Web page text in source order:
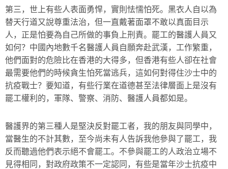
第三，世上有些人表面勇悍，實則怯懦怕死。黑衣人自以為
替天行道又說尊重法治，但一直戴著面罩不敢以真面目示
人，正是怕要為自己所做的事負上刑責。罷工的醫護人員又
如何？中國內地數千名醫護人員自願奔赴武漢，工作繁重，
他們面對的危險比在香港的大得多，但香港有些人卻在社會
最需要他們的時候貪生怕死當逃兵，這如何對得住沙士中的
抗疫戰士？要知道，有些行業在道德甚至法律層面上是沒有
罷工權利的，軍隊、警察、消防、醫護人員都如是。
醫護界的第三種人是堅決反對罷工者，我的朋友與同學中，
當醫生的不計其數，至今尚未有人告訴我他參與了罷工，我
反而聽過他們表示絕不會罷工。不參與罷工的人政治立場不
見得相同，對政府政策不一定認同，有些是當年沙士抗疫中